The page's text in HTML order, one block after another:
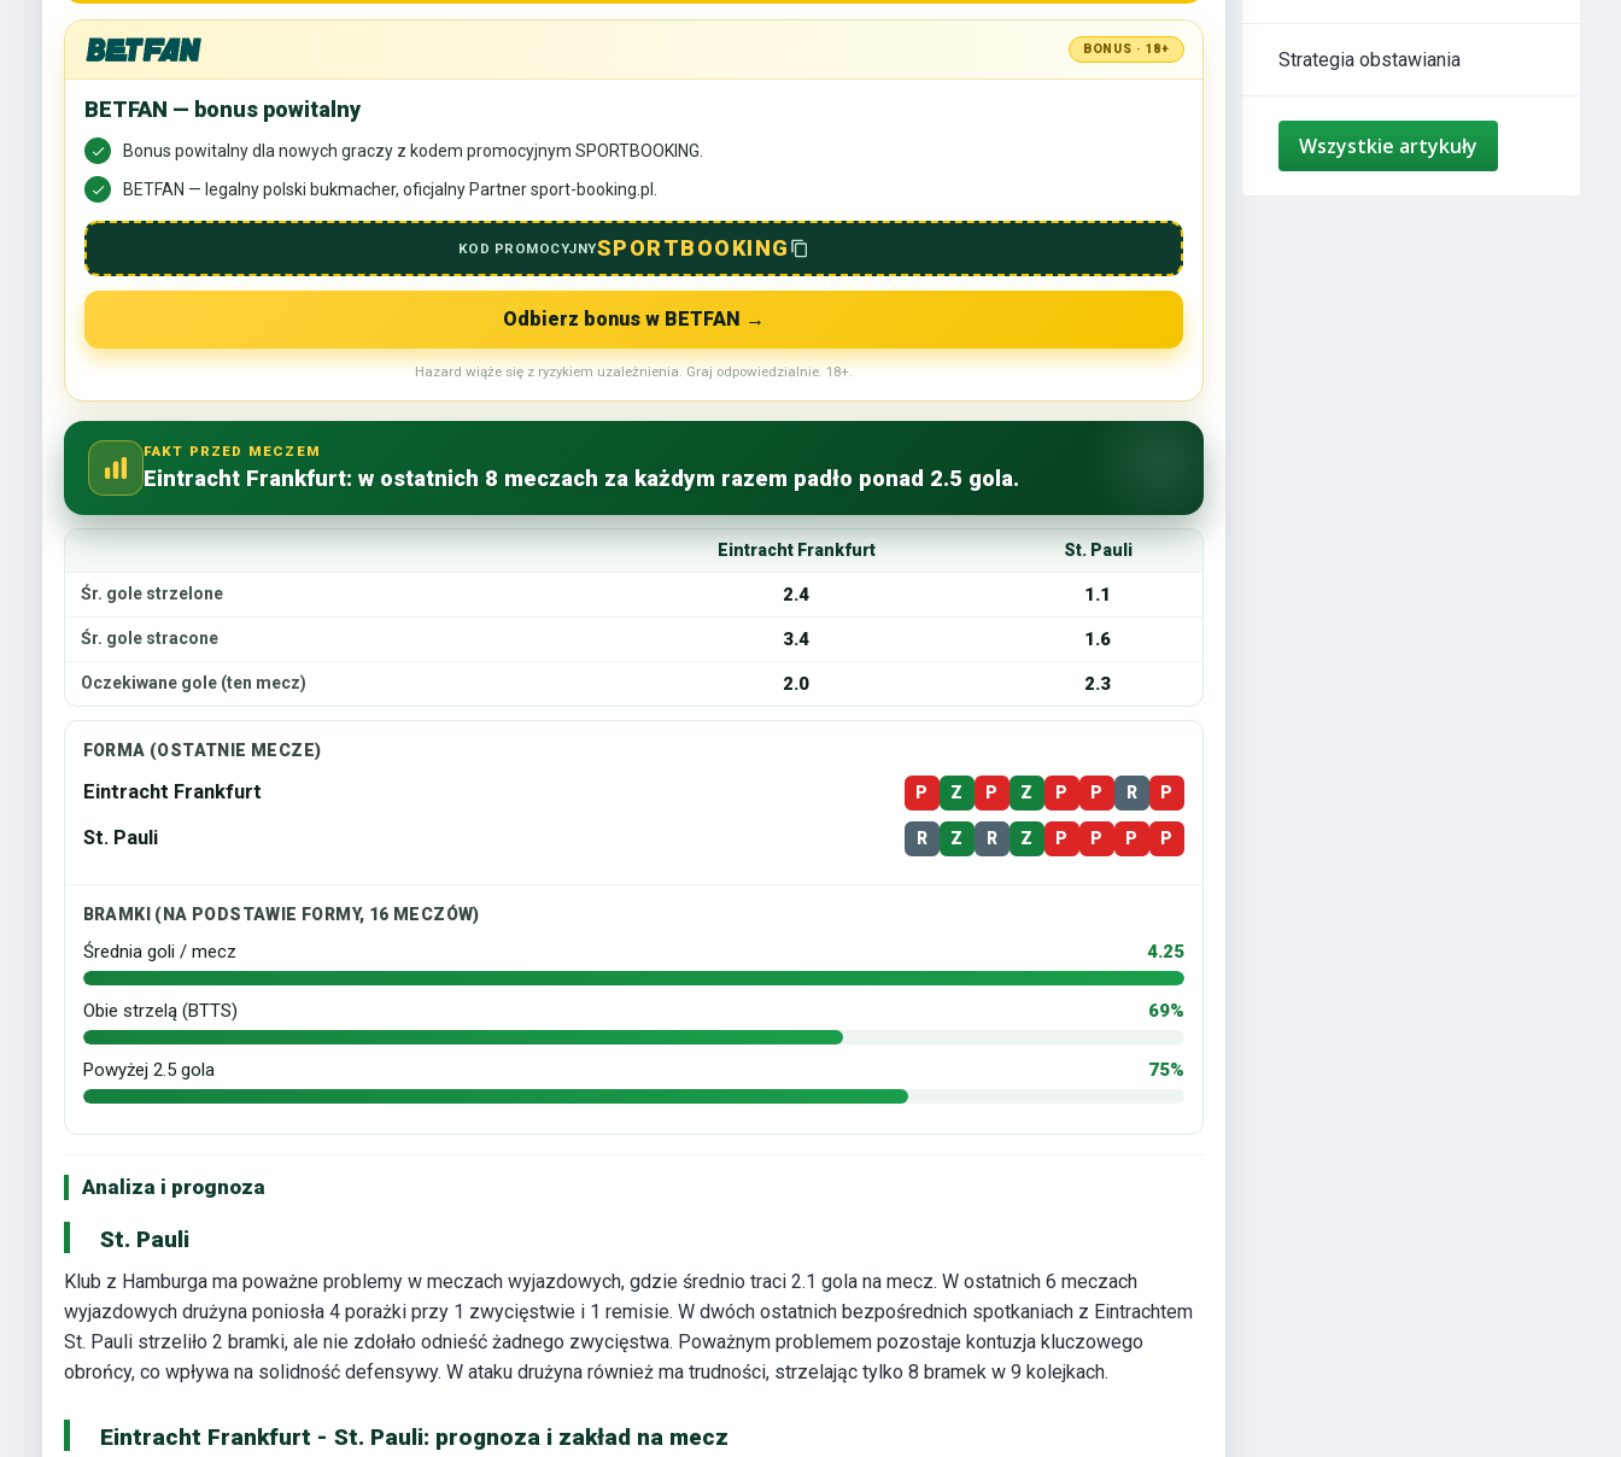
Strategia obstawiania
Wszystkie artykuły
BONUS · 18+
BETFAN — bonus powitalny
Bonus powitalny dla nowych graczy z kodem promocyjnym SPORTBOOKING.
BETFAN — legalny polski bukmacher, oficjalny Partner sport-booking.pl.
KOD PROMOCYJNYSPORTBOOKING
Odbierz bonus w BETFAN →
Hazard wiąże się z ryzykiem uzależnienia. Graj odpowiedzialnie. 18+.
FAKT PRZED MECZEM
Eintracht Frankfurt: w ostatnich 8 meczach za każdym razem padło ponad 2.5 gola.
Eintracht Frankfurt St. Pauli
Śr. gole strzelone 2.4 1.1
Śr. gole stracone 3.4 1.6
Oczekiwane gole (ten mecz) 2.0 2.3
FORMA (OSTATNIE MECZE)
Eintracht Frankfurt P Z P Z P P R P
St. Pauli R Z R Z P P P P
BRAMKI (NA PODSTAWIE FORMY, 16 MECZÓW)
Średnia goli / mecz 4.25
Obie strzelą (BTTS) 69%
Powyżej 2.5 gola 75%
Analiza i prognoza
St. Pauli
Klub z Hamburga ma poważne problemy w meczach wyjazdowych, gdzie średnio traci 2.1 gola na mecz. W ostatnich 6 meczach
wyjazdowych drużyna poniosła 4 porażki przy 1 zwycięstwie i 1 remisie. W dwóch ostatnich bezpośrednich spotkaniach z Eintrachtem
St. Pauli strzeliło 2 bramki, ale nie zdołało odnieść żadnego zwycięstwa. Poważnym problemem pozostaje kontuzja kluczowego
obrońcy, co wpływa na solidność defensywy. W ataku drużyna również ma trudności, strzelając tylko 8 bramek w 9 kolejkach.
Eintracht Frankfurt - St. Pauli: prognoza i zakład na mecz